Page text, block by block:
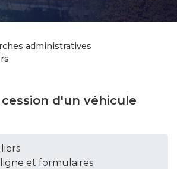
administratives
d'un véhicule
et formulaires